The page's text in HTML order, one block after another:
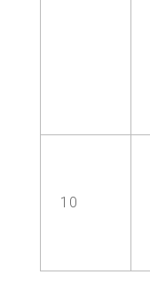
10